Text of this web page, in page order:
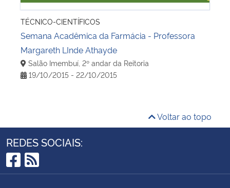
TÉCNICO-CIENTÍFICOS
Semana Acadêmica da Farmácia - Professora
Margareth LInde Athayde
Salão Imembuí, 2º andar da Reitoria
19/10/2015 - 22/10/2015
Voltar ao topo
REDES SOCIAIS:
Facebook
RSS